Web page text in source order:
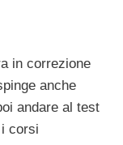
in correzione
anche
andare al test
corsi